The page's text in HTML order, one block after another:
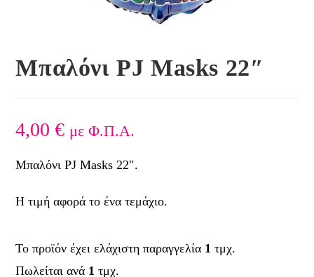
Μπαλόνι PJ Masks 22″
4,00€ με Φ.Π.Α.
Μπαλόνι PJ Masks 22″.
Η τιμή αφορά το ένα τεμάχιο.
Το προϊόν έχει ελάχιστη παραγγελία 1 τμχ.
Πωλείται ανά 1 τμχ.